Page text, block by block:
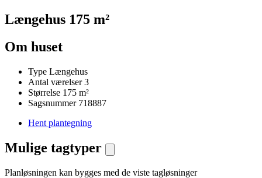
Længehus 175 m²
Om huset
Type Længehus
Antal værelser 3
Størrelse 175 m²
Sagsnummer 718887
Hent plantegning
Mulige tagtyper
Planløsningen kan bygges med de viste tagløsninger